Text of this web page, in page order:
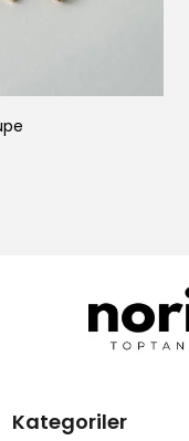
Kategoriler